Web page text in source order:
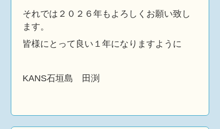
それでは２０２６年もよろしくお願い致し
ます。
皆様にとって良い１年になりますように
KANS石垣島 田渕